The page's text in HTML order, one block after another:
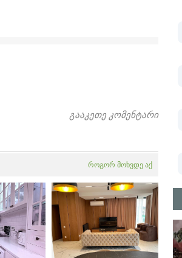
გააკეთე კომენტარი
როგორ მოხვდე აქ